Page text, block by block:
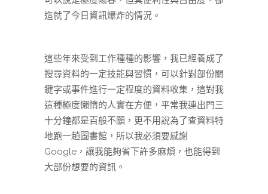
造就了今日資訊爆炸的情況。
這些年來受到工作種種的影響，我已經養成了
搜尋資料的一定技能與習慣，可以針對部份關
鍵字或事件進行一定程度的資料收集，這對我
這種極度懶惰的人實在方便，平常我連出門三
十分鐘都是百般不願，更不用說為了查資料特
地跑一趟圖書館，所以我必須要感謝
Google，讓我能夠省下許多麻煩，也能得到
大部份想要的資訊。